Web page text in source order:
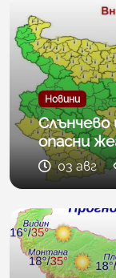
Новини
опасни
03 авг